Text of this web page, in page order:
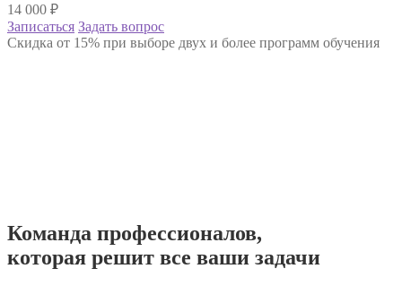
14 000 ₽
Записаться Задать вопрос
Скидка от 15% при выборе двух и более программ обучения
Команда профессионалов,
которая решит все ваши задачи